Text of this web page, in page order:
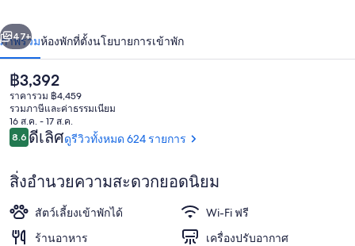
บาร์ (ในที่พัก)
า
ถัดไป
47+
ภาพรวมห้องพักที่ตั้งนโยบายการเข้าพัก
ราคา
ปัจจุบัน
฿3,392
฿3,392
ราคารวม ฿4,459
รวมภาษีและค่าธรรมเนียม
16 ส.ค. - 17 ส.ค.
รีวิว
8.68.6 จาก 10
ดีเลิศดูรีวิวทั้งหมด 624 รายการ
สิ่งอำนวยความสะดวกยอดนิยม
สัตว์เลี้ยงเข้าพักได้
Wi-Fi ฟรี
ร้านอาหาร
เครื่องปรับอากาศ